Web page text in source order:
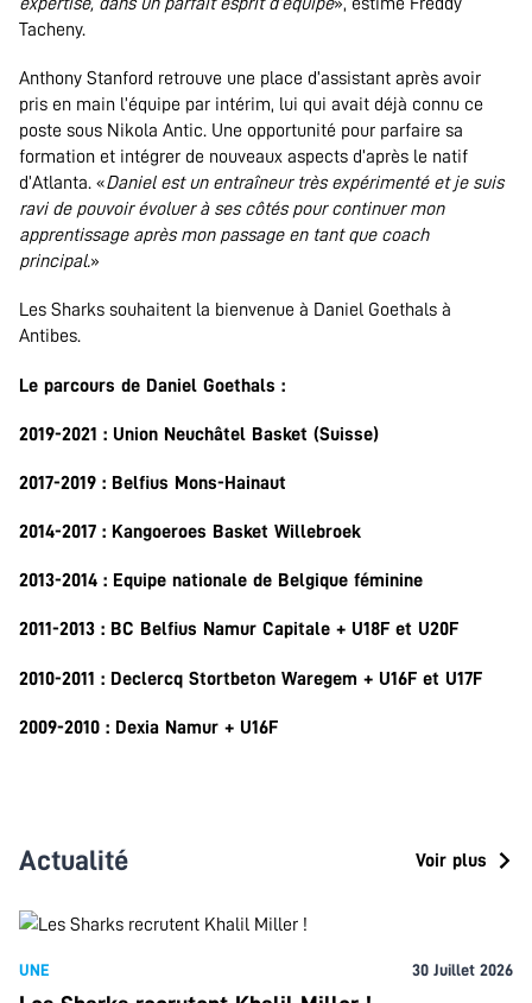
Tacheny.
Anthony Stanford retrouve une place d’assistant après avoir
pris en main l’équipe par intérim, lui qui avait déjà connu ce
poste sous Nikola Antic. Une opportunité pour parfaire sa
formation et intégrer de nouveaux aspects d’après le natif
d’Atlanta. «Daniel est un entraîneur très expérimenté et je suis
ravi de pouvoir évoluer à ses côtés pour continuer mon
apprentissage après mon passage en tant que coach
principal.»
Les Sharks souhaitent la bienvenue à Daniel Goethals à
Antibes.
Le parcours de Daniel Goethals :
2019-2021 : Union Neuchâtel Basket (Suisse)
2017-2019 : Belfius Mons-Hainaut
2014-2017 : Kangoeroes Basket Willebroek
2013-2014 : Equipe nationale de Belgique féminine
2011-2013 : BC Belfius Namur Capitale + U18F et U20F
2010-2011 : Declercq Stortbeton Waregem + U16F et U17F
2009-2010 : Dexia Namur + U16F
Actualité Voir plus
UNE 30 Juillet 2026